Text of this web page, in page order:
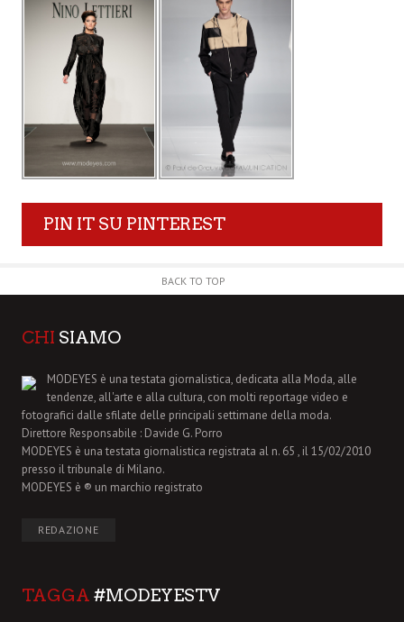
PIN IT SU PINTEREST
BACK TO TOP
CHI SIAMO
MODEYES è una testata giornalistica, dedicata alla Moda, alle
tendenze, all'arte e alla cultura, con molti reportage video e
fotografici dalle sfilate delle principali settimane della moda.
Direttore Responsabile : Davide G. Porro
MODEYES è una testata giornalistica registrata al n. 65 , il 15/02/2010
presso il tribunale di Milano.
MODEYES è ® un marchio registrato
REDAZIONE
TAGGA #MODEYESTV